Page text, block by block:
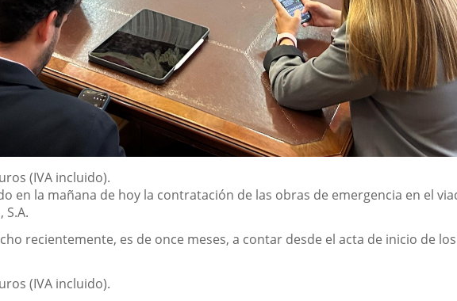
(IVA incluido).
en la mañana de hoy la contratación de las obras de emergencia en el
S.A.
recientemente, es de once meses, a contar desde el acta de inicio de
(IVA incluido).